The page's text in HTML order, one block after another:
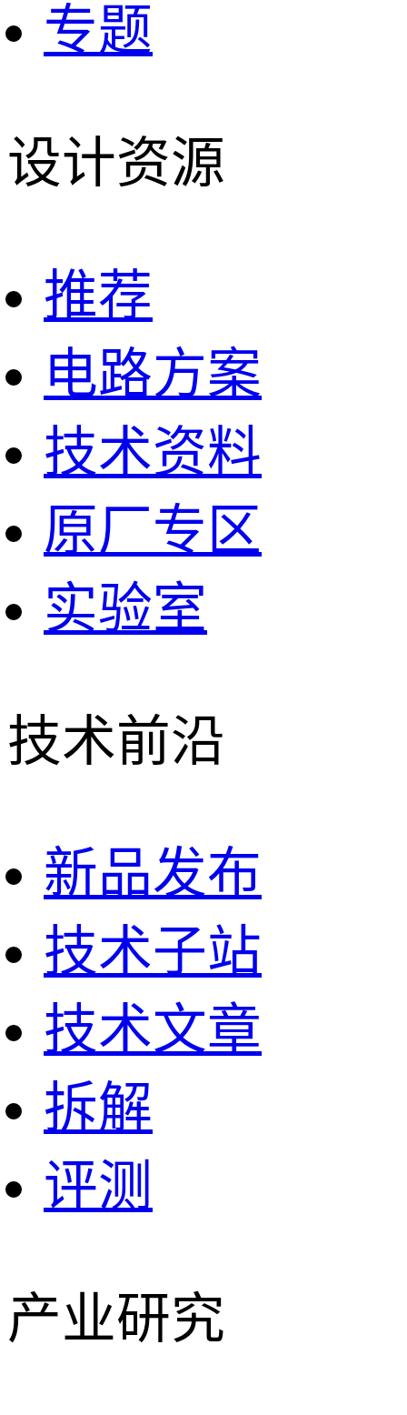
专题
设计资源
推荐
电路方案
技术资料
原厂专区
实验室
技术前沿
新品发布
技术子站
技术文章
拆解
评测
产业研究